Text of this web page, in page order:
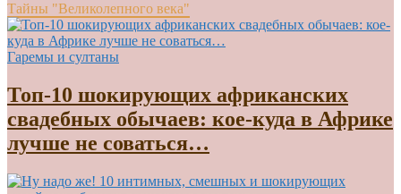
Тайны "Великолепного века"
Гаремы и султаны
Топ-10 шокирующих африканских
свадебных обычаев: кое-куда в Африке
лучше не соваться…